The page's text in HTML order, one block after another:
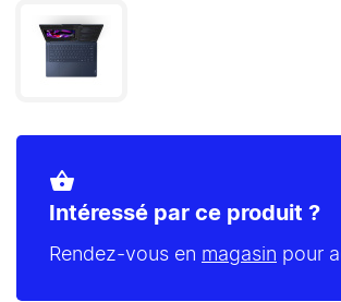
shopping_basket
Intéressé par ce produit ?
Rendez-vous en magasin pour